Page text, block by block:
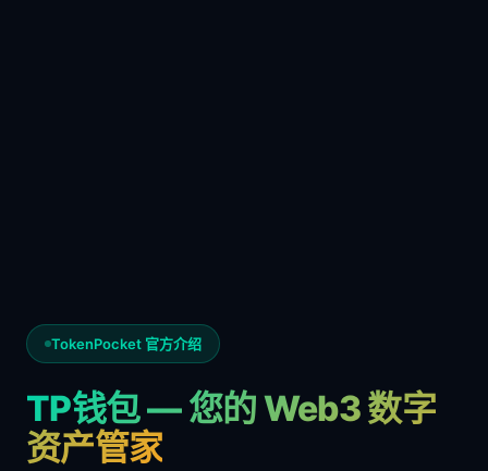
TokenPocket 官方介绍
TP钱包 — 您的 Web3 数字
资产管家